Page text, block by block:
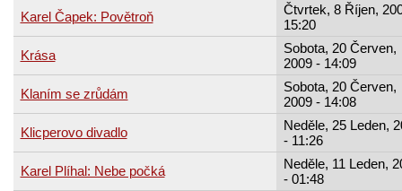
Karel Čapek: Povětroň
Čtvrtek, 8 Říjen,
15:20
Krása
Sobota, 20 Červen,
2009 - 14:09
Klaním se zrůdám
Sobota, 20 Červen,
2009 - 14:08
Klicperovo divadlo
Neděle, 25 Leden,
- 11:26
Karel Plíhal: Nebe počká
Neděle, 11 Leden,
- 01:48